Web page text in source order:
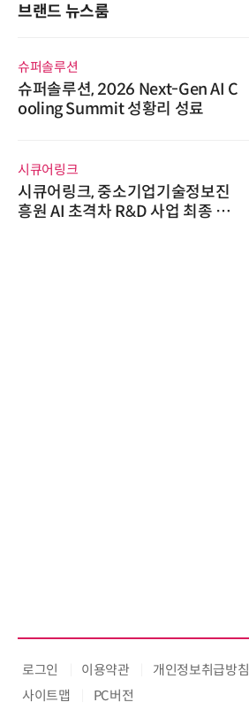
브랜드 뉴스룸
슈퍼솔루션
슈퍼솔루션, 2026 Next-Gen AI C
ooling Summit 성황리 성료
시큐어링크
시큐어링크, 중소기업기술정보진
흥원 AI 초격차 R&D 사업 최종 선
로그인 이용약관 개인정보취급방침
사이트맵
PC버전